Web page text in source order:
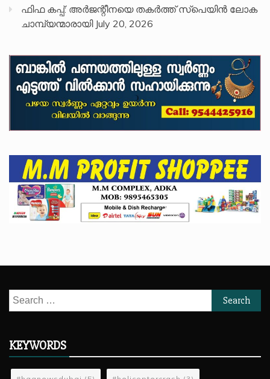
ഫിഫ കപ്പ്: അർജന്റീനയെ തകർത്ത് സ്പെയിൻ ലോക
ചാമ്പ്യന്മാരായി July 20, 2026
Search
for:
KEYWORDS